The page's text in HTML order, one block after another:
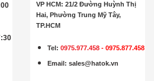
VP HCM: 21/2 Đường Huỳnh Thị
Hai, Phường Trung Mỹ Tây,
TP.HCM
Tel:0975.977.458 -0975.877.458
Email :sales@hatok.vn